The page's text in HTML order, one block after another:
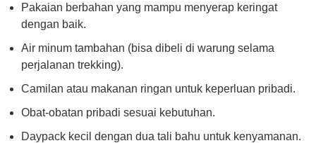
Pakaian berbahan yang mampu menyerap keringat
dengan baik.
Air minum tambahan (bisa dibeli di warung selama
perjalanan trekking).
Camilan atau makanan ringan untuk keperluan pribadi.
Obat-obatan pribadi sesuai kebutuhan.
Daypack kecil dengan dua tali bahu untuk kenyamanan.